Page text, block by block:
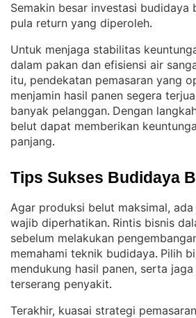
Semakin besar investasi budidaya
pula return yang diperoleh.
Untuk menjaga stabilitas
dalam pakan dan efisiensi air
itu, pendekatan pemasaran yang
menjamin hasil panen segera
banyak pelanggan. Dengan
belut dapat memberikan
panjang.
Tips Sukses Budidaya
Agar produksi belut maksimal,
wajib diperhatikan. Rintis bisnis
sebelum melakukan
memahami teknik budidaya. Pilih
mendukung hasil panen, serta
terserang penyakit.
Terakhir, kuasai strategi